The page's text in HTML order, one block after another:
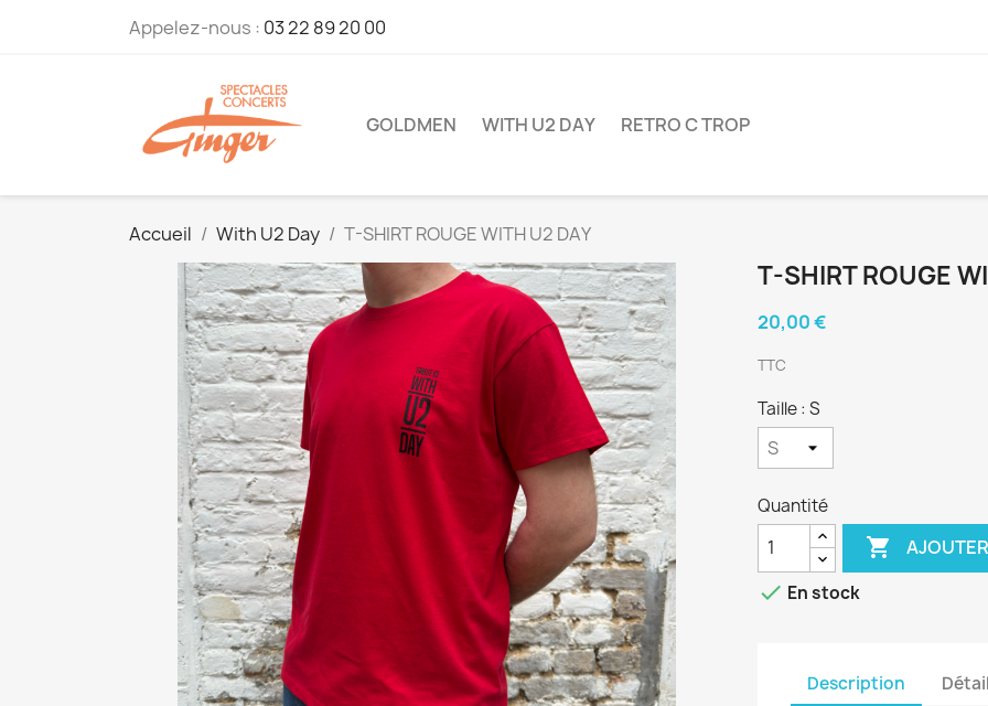
Appelez-nous : 03 22 89 20 00
GOLDMEN WITH U2 DAY RETRO C TROP
Accueil With U2 Day T-SHIRT ROUGE WITH U2 DAY
T-SHIRT ROUGE
20,00 €
TTC
Taille : S
Quantité

 En stock
Description